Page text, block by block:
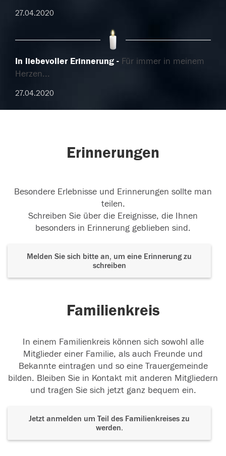
27.04.2020
In liebevoller Erinnerung
Für immer in meinem
Herzen...
27.04.2020
Erinnerungen
Besondere Erlebnisse und Erinnerungen sollte man
teilen.
Schreiben Sie über die Ereignisse, die Ihnen
besonders in Erinnerung geblieben sind.
Melden Sie sich bitte an, um eine Erinnerung zu
schreiben
Familienkreis
In einem Familienkreis können sich sowohl alle
Mitglieder einer Familie, als auch Freunde und
Bekannte eintragen und so eine Trauergemeinde
bilden. Bleiben Sie in Kontakt mit anderen Mitgliedern
und tragen Sie sich jetzt ganz bequem ein.
Jetzt anmelden um Teil des Familienkreises zu
werden.